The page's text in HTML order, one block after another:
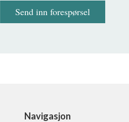
Send inn forespørsel
Navigasjon